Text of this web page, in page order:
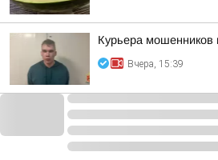
Курьера мошенников
Вчера, 15:39